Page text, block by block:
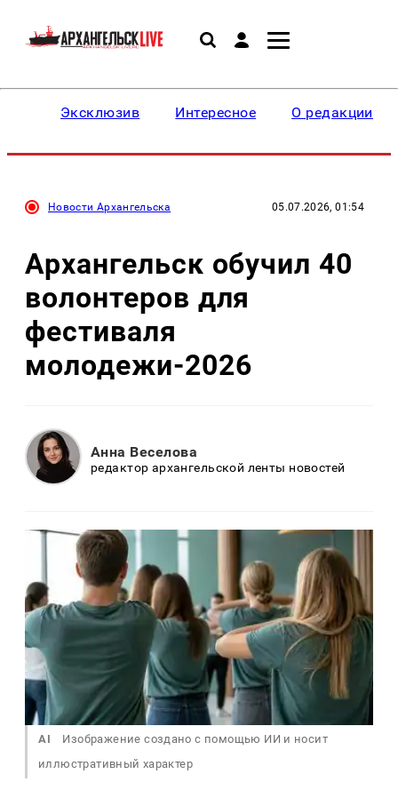
Эксклюзив Интересное О редакции
Новости Архангельска 05.07.2026, 01:54
Архангельск обучил 40
волонтеров для
фестиваля
молодежи-2026
Анна Веселова
редактор архангельской ленты новостей
AI
Изображение создано с помощью ИИ и носит
иллюстративный характер